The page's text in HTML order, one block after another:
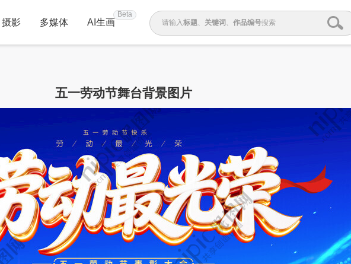
摄影 多媒体 AI生画
Beta
请输入标题、 关键词 、 作品编号搜索
五一劳动节舞台背景图片